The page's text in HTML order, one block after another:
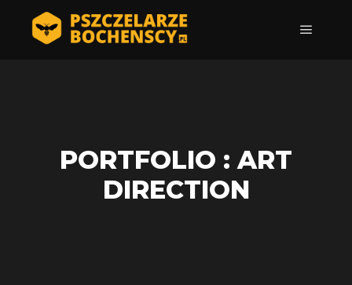
PORTFOLIO : ART
DIRECTION